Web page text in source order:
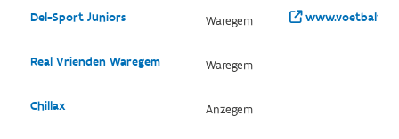
Del-Sport Juniors Waregem
Real Vrienden Waregem Waregem
Chillax Anzegem